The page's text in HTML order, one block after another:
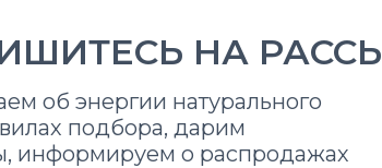
НА
об энергии натурального
подбора, дарим
информируем о распродажах